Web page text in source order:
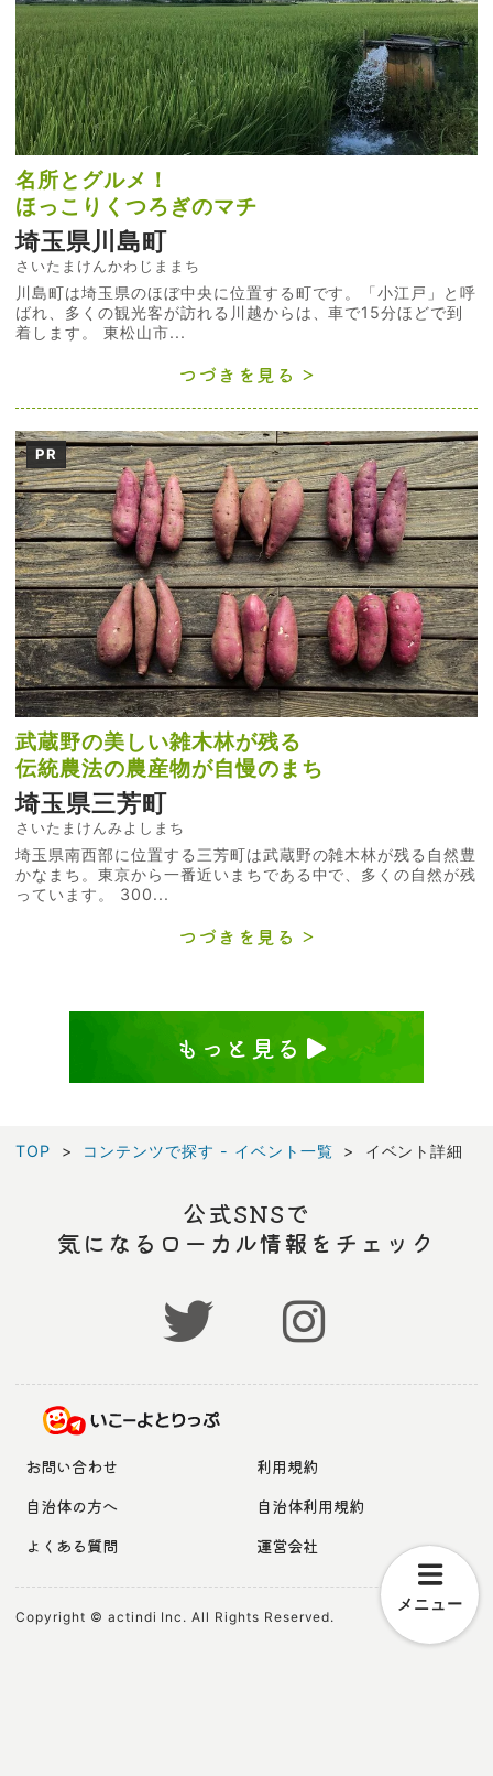
名所とグルメ！
ほっこりくつろぎのマチ
埼玉県川島町
さいたまけんかわじままち
川島町は埼玉県のほぼ中央に位置する町です。「小江戸」と呼
ばれ、多くの観光客が訪れる川越からは、車で15分ほどで到
着します。 東松山市...
つづきを見る
PR
武蔵野の美しい雑木林が残る
伝統農法の農産物が自慢のまち
埼玉県三芳町
さいたまけんみよしまち
埼玉県南西部に位置する三芳町は武蔵野の雑木林が残る自然豊
かなまち。東京から一番近いまちである中で、多くの自然が残
っています。 300...
つづきを見る
もっと見る
TOP コンテンツで探す - イベント一覧 イベント詳細
メニュー
公式SNSで
気になるローカル情報をチェック
お問い合わせ
利用規約
自治体の方へ
自治体利用規約
よくある質問
運営会社
Copyright © actindi Inc. All Rights Reserved.